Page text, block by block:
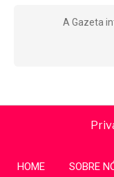
A Gazeta
HOME SOBRE